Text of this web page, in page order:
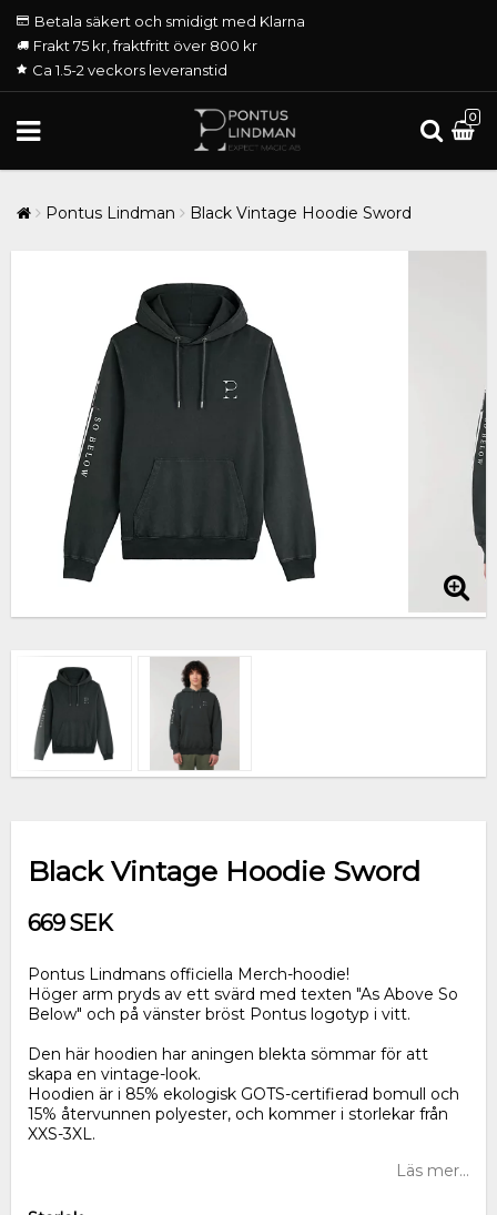
Betala säkert och smidigt med Klarna
Frakt 75 kr, fraktfritt över 800 kr
Ca 1.5-2 veckors leveranstid
0
Pontus Lindman Black Vintage Hoodie Sword
Black Vintage Hoodie Sword
669 SEK
Pontus Lindmans officiella Merch-hoodie!
Höger arm pryds av ett svärd med texten "As Above So
Below" och på vänster bröst Pontus logotyp i vitt.
Den här hoodien har aningen blekta sömmar för att
skapa en vintage-look.
Hoodien är i 85% ekologisk GOTS-certifierad bomull och
15% återvunnen polyester, och kommer i storlekar från
XXS-3XL.
Läs mer...